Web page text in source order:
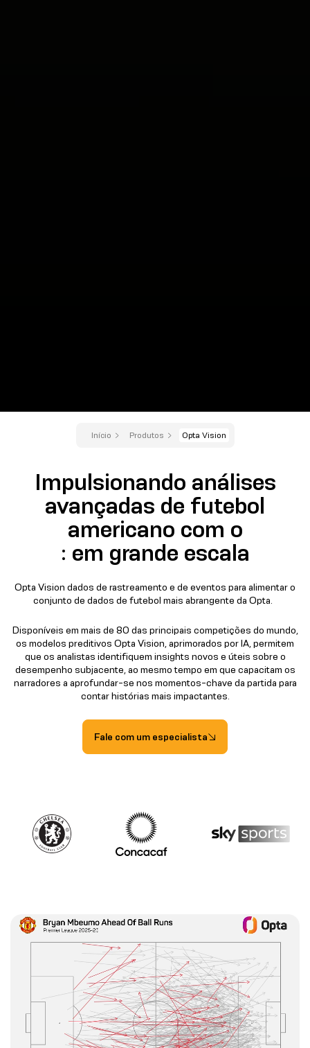
Início Produtos Opta Vision
Impulsionando análises
avançadas de futebol
americano com o
: em grande escala
Opta Vision dados de rastreamento e de eventos para alimentar o
conjunto de dados de futebol mais abrangente da Opta.
Disponíveis em mais de 80 das principais competições do mundo,
os modelos preditivos Opta Vision, aprimorados por IA, permitem
que os analistas identifiquem insights novos e úteis sobre o
desempenho subjacente, ao mesmo tempo em que capacitam os
narradores a aprofundar-se nos momentos-chave da partida para
contar histórias mais impactantes.
Fale com um especialista